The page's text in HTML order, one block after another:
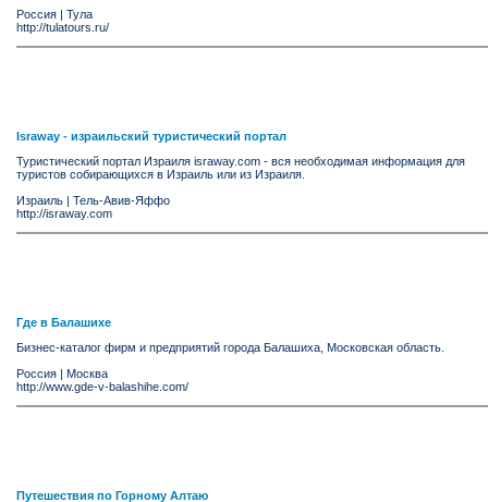
Россия | Тула
http://tulatours.ru/
Israway - израильский туристический портал
Туристический портал Израиля israway.com - вся необходимая информация для
туристов собирающихся в Израиль или из Израиля.
Израиль | Тель-Авив-Яффо
http://israway.com
Где в Балашихе
Бизнес-каталог фирм и предприятий города Балашиха, Московская область.
Россия | Москва
http://www.gde-v-balashihe.com/
Путешествия по Горному Алтаю